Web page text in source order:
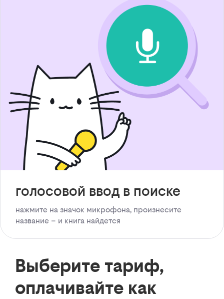
голосовой ввод в поиске
нажмите на значок микрофона, произнесите
название – и книга найдется
Выберите тариф,
оплачивайте как